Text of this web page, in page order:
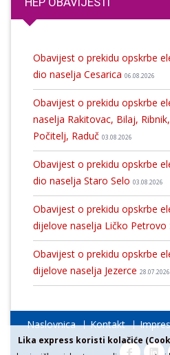
Lika express koristi kolačiće
Obavijest o prekidu opskrbe
dio naselja Cesarica 06.08.2026
Obavijest o prekidu opskrbe
naselja Rakitovac, Bilaj,
Počitelj, Raduč 03.08.2026
Obavijest o prekidu opskrbe
dio naselja Staro Selo 03.08.2026
Obavijest o prekidu opskrbe
dijelove naselja Ličko Petrovo
Obavijest o prekidu opskrbe
dijelove naselja Jezerce 28.07.2026
Naslovnica Kontakt